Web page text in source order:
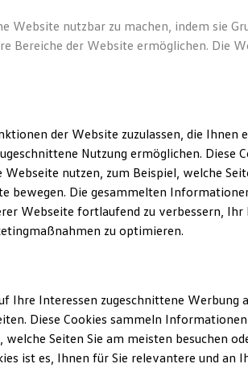
Montag Freitag - 18:30
Uhr
Samstag
09:00-13:00 Uhr
Website nutzbar zu machen, indem sie
Bereiche der Website ermöglichen. Die
der Website zuzulassen, die Ihnen
Nutzung ermöglichen. Diese
nutzen, zum Beispiel, welche
bewegen. Die gesammelten
Webseite fortlaufend zu verbessern,
zu optimieren.
Ihre Interessen zugeschnittene Werbung
Diese Cookies sammeln
Seiten Sie am meisten besuchen
ist es, Ihnen für Sie relevantere und an